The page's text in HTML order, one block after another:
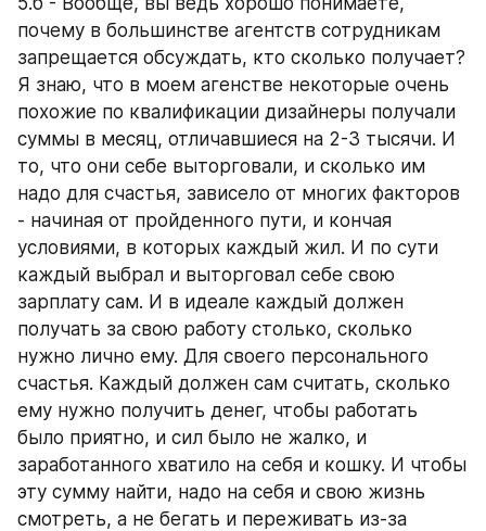
почему в большинстве агентств сотрудникам
запрещается обсуждать, кто сколько получает?
Я знаю, что в моем агенстве некоторые очень
похожие по квалификации дизайнеры получали
суммы в месяц, отличавшиеся на 2-3 тысячи. И
то, что они себе выторговали, и сколько им
надо для счастья, зависело от многих факторов
- начиная от пройденного пути, и кончая
условиями, в которых каждый жил. И по сути
каждый выбрал и выторговал себе свою
зарплату сам. И в идеале каждый должен
получать за свою работу столько, сколько
нужно лично ему. Для своего персонального
счастья. Каждый должен сам считать, сколько
ему нужно получить денег, чтобы работать
было приятно, и сил было не жалко, и
заработанного хватило на себя и кошку. И чтобы
эту сумму найти, надо на себя и свою жизнь
смотреть, а не бегать и переживать из-за